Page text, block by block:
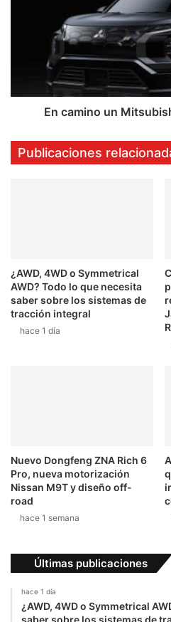
Outlander
En camino un
Publicaciones
¿AWD, 4WD o Symmetrical
AWD? Todo lo que necesita
saber sobre los sistemas de
tracción integral
hace 1 día
Nuevo Dongfeng ZNA Rich 6
Pro, nueva motorización
Nissan M9T y diseño off-
road
hace 1 semana
Últimas publicaciones
hace 1 día
¿AWD, 4WD o Symmetrical